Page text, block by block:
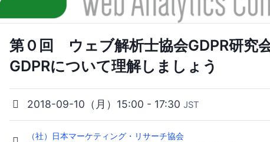
第０回 ウェブ解析士協会GDPR研
GDPRについて理解しましょう
2018-09-10（月）15:00 - 17:30 JST
（社）日本マーケティング・リサーチ協会